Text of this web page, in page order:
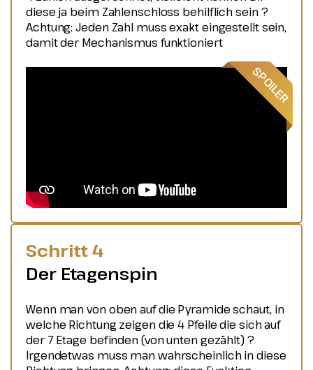
diese ja beim Zahlenschloss behilflich sein ?
Achtung: Jeden Zahl muss exakt eingestellt sein,
damit der Mechanismus funktioniert
Schritt 4
Der Etagenspin
Wenn man von oben auf die Pyramide schaut, in
welche Richtung zeigen die 4 Pfeile die sich auf
der 7 Etage befinden (von unten gezählt) ?
Irgendetwas muss man wahrscheinlich in diese